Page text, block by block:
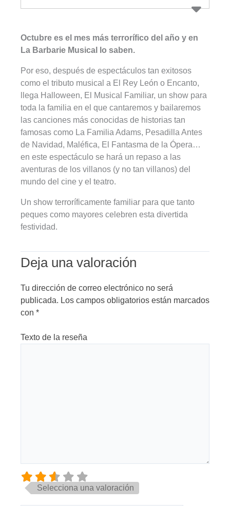
Octubre es el mes más terrorífico del año y en
La Barbarie Musical lo saben.
Por eso, después de espectáculos tan exitosos
como el tributo musical a El Rey León o Encanto,
llega Halloween, El Musical Familiar, un show para
toda la familia en el que cantaremos y bailaremos
las canciones más conocidas de historias tan
famosas como La Familia Adams, Pesadilla Antes
de Navidad, Maléfica, El Fantasma de la Ópera…
en este espectáculo se hará un repaso a las
aventuras de los villanos (y no tan villanos) del
mundo del cine y el teatro.
Un show terroríficamente familiar para que tanto
peques como mayores celebren esta divertida
festividad.
Deja una valoración
Tu dirección de correo electrónico no será
publicada. Los campos obligatorios están marcados
con *
Texto de la reseña
Selecciona una valoración